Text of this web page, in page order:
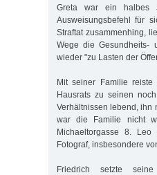
Greta war ein halbes
Ausweisungsbefehl für
Straftat zusammenhing,
Wege die Gesundheits-
wieder "zu Lasten der
Mit seiner Familie reiste
Hausrats zu seinen
Verhältnissen lebend, ihn
war die Familie nicht
Michaeltorgasse 8.
Fotograf, insbesondere
Friedrich setzte